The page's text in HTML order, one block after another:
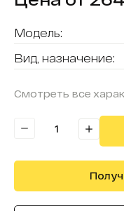
Модель:
Вид, назначение:
Смотреть все